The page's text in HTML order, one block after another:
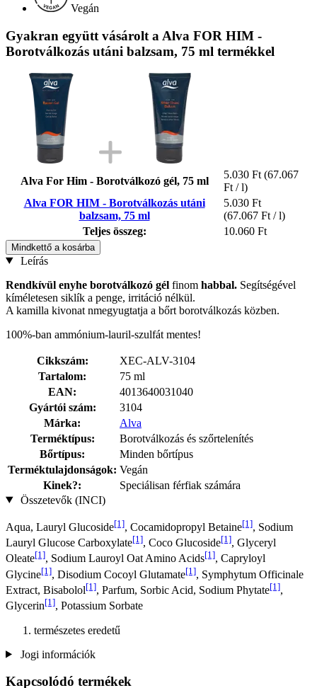
Vegán
Gyakran együtt vásárolt a Alva FOR HIM -
Borotválkozás utáni balzsam, 75 ml termékkel
Alva For Him - Borotválkozó gél, 75 ml
5.030 Ft (67.067
Ft / l)
Alva FOR HIM - Borotválkozás utáni
balzsam, 75 ml
5.030 Ft
(67.067 Ft / l)
Teljes összeg:
10.060 Ft
Mindkettő a kosárba
Leírás
Rendkívül enyhe borotválkozó gél finom habbal. Segítségével
kíméletesen siklík a penge, irritáció nélkül.
A kamilla kivonat nmegyugtatja a bőrt borotválkozás közben.
100%-ban ammónium-lauril-szulfát mentes!
Cikkszám:
XEC-ALV-3104
Tartalom:
75 ml
EAN:
4013640031040
Gyártói szám:
3104
Márka:
Alva
Terméktípus:
Borotválkozás és szőrtelenítés
Bőrtípus:
Minden bőrtípus
Terméktulajdonságok: Vegán
Kinek?:
Speciálisan férfiak számára
Összetevők (INCI)
Aqua, Lauryl Glucoside[1], Cocamidopropyl Betaine[1], Sodium
Lauryl Glucose Carboxylate[1], Coco Glucoside[1], Glyceryl
Oleate[1], Sodium Lauroyl Oat Amino Acids[1], Capryloyl
Glycine[1], Disodium Cocoyl Glutamate[1], Symphytum Officinale
Extract, Bisabolol[1], Parfum, Sorbic Acid, Sodium Phytate[1],
Glycerin[1], Potassium Sorbate
természetes eredetű
Jogi információk
Kapcsolódó termékek